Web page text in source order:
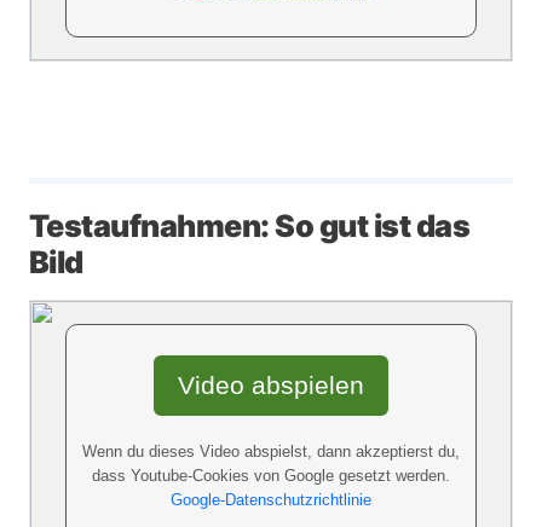
Testaufnahmen: So gut ist das
Bild
Video abspielen
Wenn du dieses Video abspielst, dann akzeptierst du,
dass Youtube-Cookies von Google gesetzt werden.
Google-Datenschutzrichtlinie